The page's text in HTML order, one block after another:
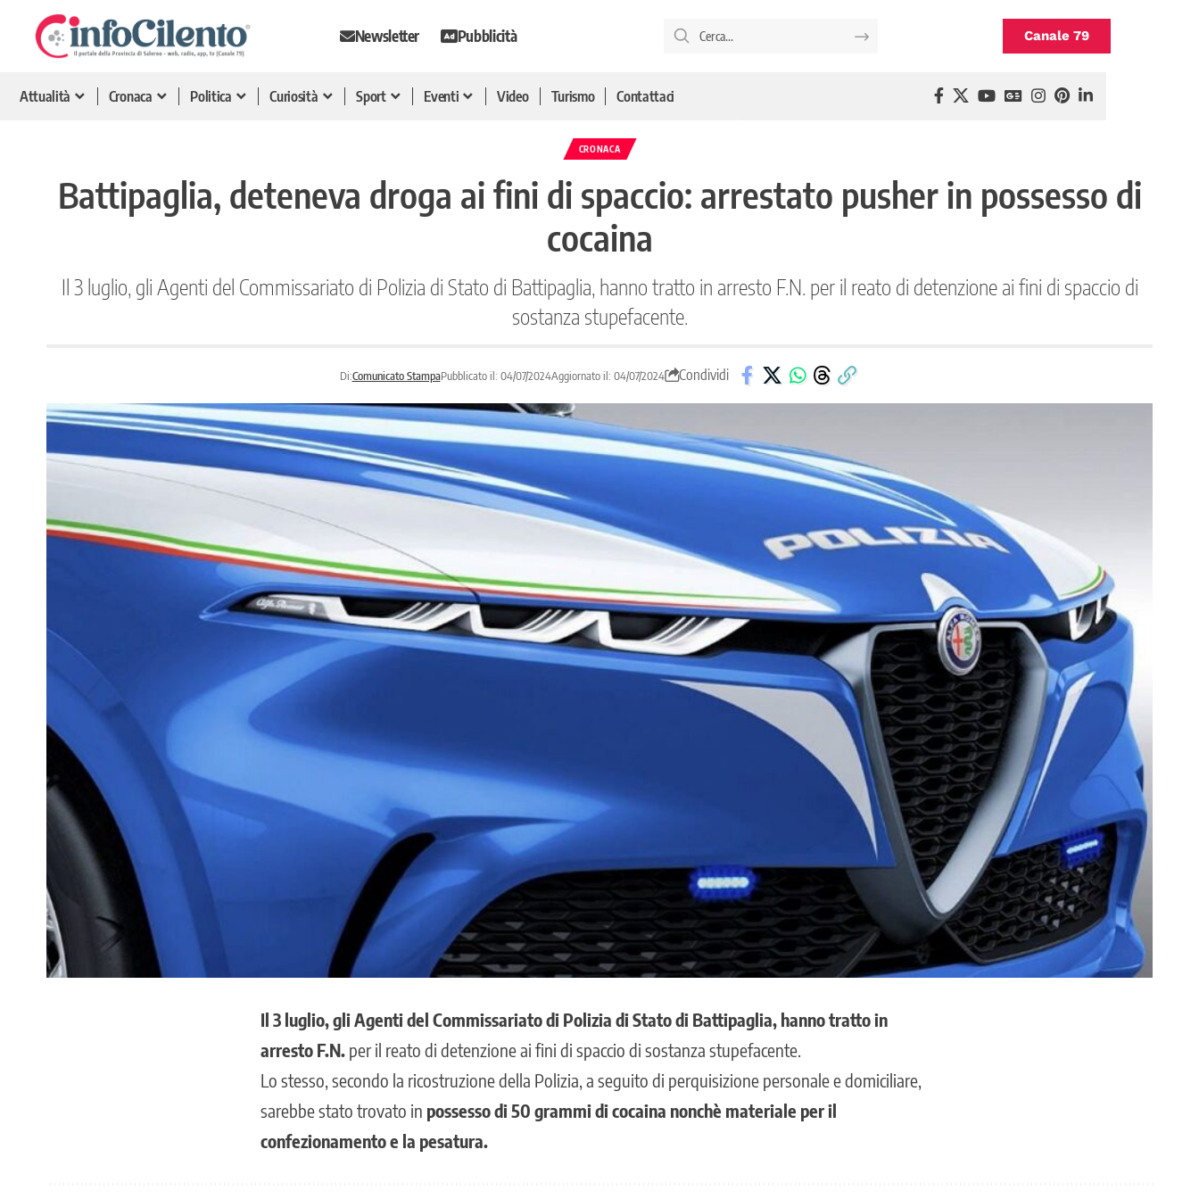
Newsletter Pubblicità Canale 79
Attualità Cronaca Politica Curiosità Sport Eventi Video Turismo Contattaci
CRONACA
Battipaglia, deteneva droga ai fini di spaccio: arrestato pusher in possesso di
cocaina
Il 3 luglio, gli Agenti del Commissariato di Polizia di Stato di Battipaglia, hanno tratto in arresto F.N. per il reato di detenzione ai fini di spaccio di
sostanza stupefacente.
Di:Comunicato StampaPubblicato il: 04/07/2024Aggiornato il: 04/07/2024 Condividi
Il 3 luglio, gli Agenti del Commissariato di Polizia di Stato di Battipaglia, hanno tratto in
arresto F.N. per il reato di detenzione ai fini di spaccio di sostanza stupefacente.
Lo stesso, secondo la ricostruzione della Polizia, a seguito di perquisizione personale e domiciliare,
sarebbe stato trovato in possesso di 50 grammi di cocaina nonchè materiale per il
confezionamento e la pesatura.